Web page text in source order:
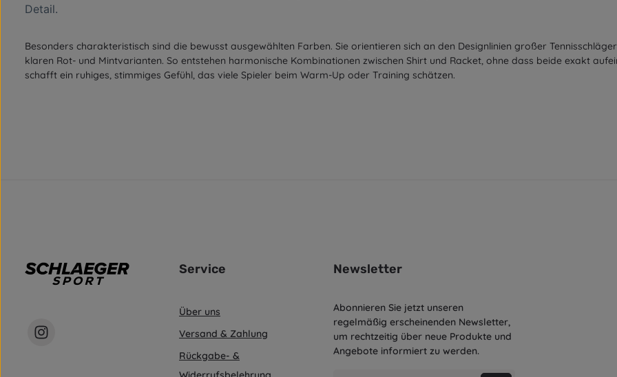
Detail.
Besonders charakteristisch sind die bewusst ausgewählten Farben. Sie orientieren sich an den Designlinien großer
klaren Rot- und Mintvarianten. So entstehen harmonische Kombinationen zwischen Shirt und Racket, ohne dass beide exakt
schafft ein ruhiges, stimmiges Gefühl, das viele Spieler beim Warm-Up oder Training schätzen.
Service
Über uns
Versand & Zahlung
Rückgabe- &
Newsletter
Abonnieren Sie jetzt unseren
regelmäßig erscheinenden Newsletter,
um rechtzeitig über neue Produkte und
Angebote informiert zu werden.